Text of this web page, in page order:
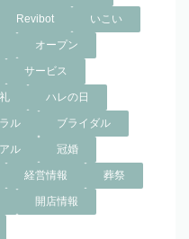
Revibot いこい
オープン
サービス
ハレの日
ル ブライダル
ル 冠婚
経営情報 葬祭
開店情報